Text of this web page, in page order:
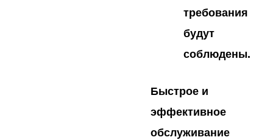
требования
будут
соблюдены.
Быстрое и
эффективное
обслуживание